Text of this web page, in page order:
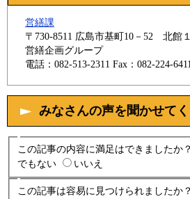
営繕課
〒730-8511 広島市基町10－52 北館
営繕企画グループ
電話：082-513-2311 Fax：082-224-
みなさんの声を聞かせて
この記事の内容に満足はできました
でもない
いいえ
この記事は容易に見つけられました